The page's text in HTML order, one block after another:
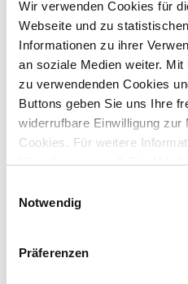
Wir verwenden Cookies für
Webseite und zu
Informationen zu ihrer
an soziale Medien weiter.
zu verwendenden Cookies
Buttons geben Sie uns Ihre
widerrufbare Einwilligung zur
Cookies. Für weitere
"Details anzeigen". Die
Datenschutzerklärung
Notwendig
Präferenzen
Anbieter:
Universitätsklinikum Aachen,
Psychosomatik u.
Jugendalters
Ansprechpartner:
Tel:
0241 8089171